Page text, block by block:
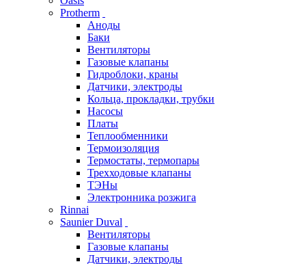
Protherm
Аноды
Баки
Вентиляторы
Газовые клапаны
Гидроблоки, краны
Датчики, электроды
Кольца, прокладки, трубки
Насосы
Платы
Теплообменники
Термоизоляция
Термостаты, термопары
Трехходовые клапаны
ТЭНы
Электронника розжига
Rinnai
Saunier Duval
Вентиляторы
Газовые клапаны
Датчики, электроды